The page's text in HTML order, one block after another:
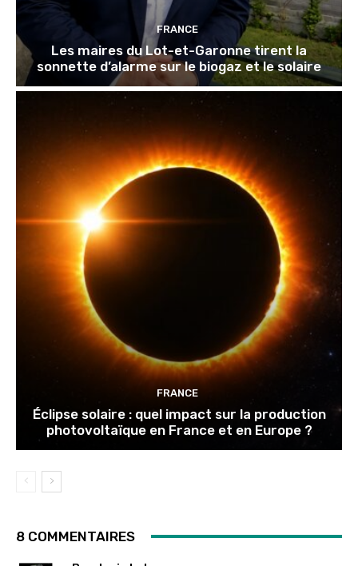
FRANCE
Les maires du Lot-et-Garonne tirent la
sonnette d’alarme sur le biogaz et le solaire
FRANCE
Éclipse solaire : quel impact sur la production
photovoltaïque en France et en Europe ?
8 COMMENTAIRES